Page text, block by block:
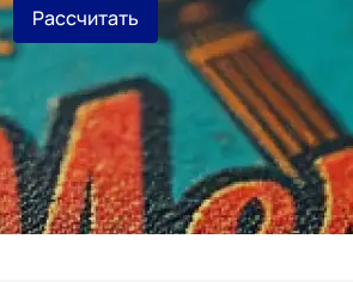
Рассчитать